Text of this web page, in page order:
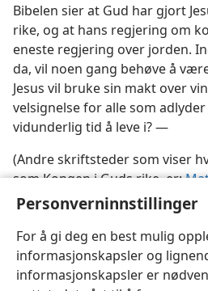
Personverninnstillinger
For å gi deg en best mulig
informasjonskapsler og
informasjonskapsler er
Bibelen sier at Gud har gjort
rike, og at hans regjering om
eneste regjering over jorden.
da, vil noen gang behøve å
Jesus vil bruke sin makt over
velsignelse for alle som
vidunderlig tid å leve i? —
(Andre skriftsteder som viser
som Kongen i Guds rike, er:
13, 14;Efeserne 1: 20—22.)